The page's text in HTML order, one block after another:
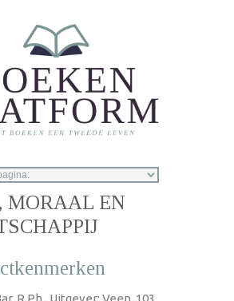
MORAAL EN
R.Ph., Uitgever: Veen, 103